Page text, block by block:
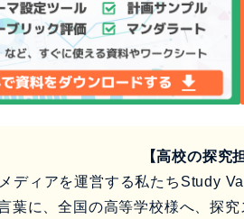
【高校の探究
ディアを運営する私たちStudy
葉に、全国の高等学校様へ、探